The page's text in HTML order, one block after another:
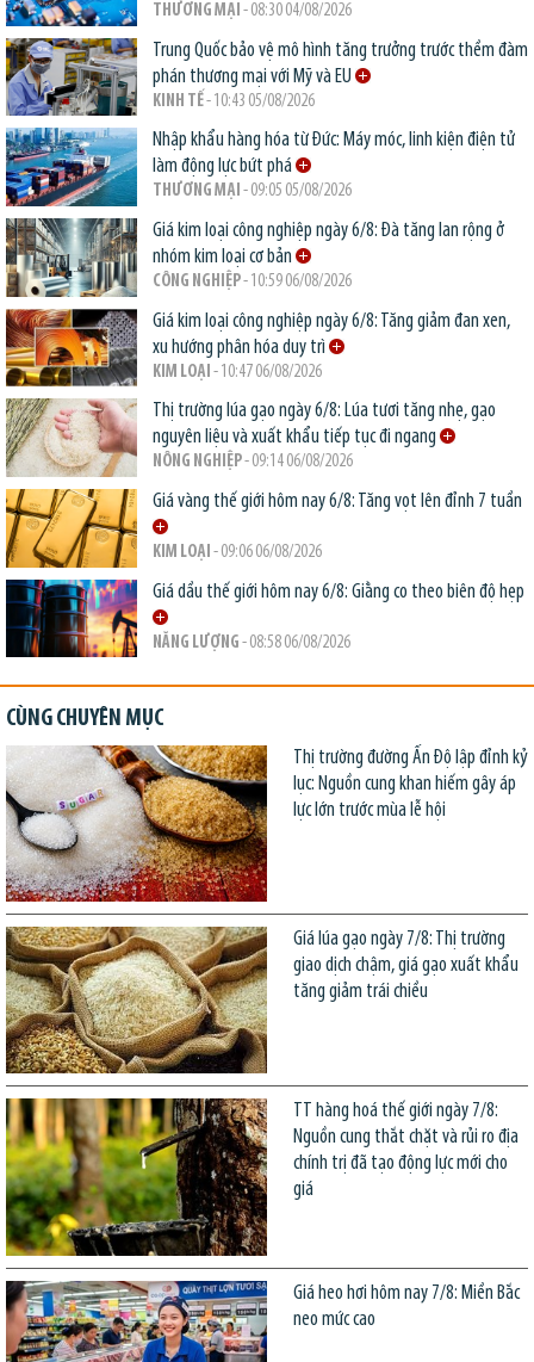
THƯƠNG MẠI - 08:30 04/08/2026
Trung Quốc bảo vệ mô hình tăng trưởng trước thềm đàm
phán thương mại với Mỹ và EU
KINH TẾ- 10:43 05/08/2026
Nhập khẩu hàng hóa từ Đức: Máy móc, linh kiện điện tử
làm động lực bứt phá
THƯƠNG MẠI - 09:05 05/08/2026
Giá kim loại công nghiệp ngày 6/8: Đà tăng lan rộng ở
nhóm kim loại cơ bản
CÔNG NGHIỆP- 10:59 06/08/2026
Giá kim loại công nghiệp ngày 6/8: Tăng giảm đan xen,
xu hướng phân hóa duy trì
KIM LOẠI - 10:47 06/08/2026
Thị trường lúa gạo ngày 6/8: Lúa tươi tăng nhẹ, gạo
nguyên liệu và xuất khẩu tiếp tục đi ngang
NÔNG NGHIỆP- 09:14 06/08/2026
Giá vàng thế giới hôm nay 6/8: Tăng vọt lên đỉnh 7 tuần
KIM LOẠI - 09:06 06/08/2026
Giá dầu thế giới hôm nay 6/8: Giằng co theo biên độ hẹp
NĂNG LƯỢNG - 08:58 06/08/2026
CÙNG CHUYÊN MỤC
Thị trường đường Ấn Độ lập đỉnh kỷ
lục: Nguồn cung khan hiếm gây áp
lực lớn trước mùa lễ hội
Giá lúa gạo ngày 7/8: Thị trường
giao dịch chậm, giá gạo xuất khẩu
tăng giảm trái chiều
TT hàng hoá thế giới ngày 7/8:
Nguồn cung thắt chặt và rủi ro địa
chính trị đã tạo động lực mới cho
giá
Giá heo hơi hôm nay 7/8: Miền Bắc
neo mức cao